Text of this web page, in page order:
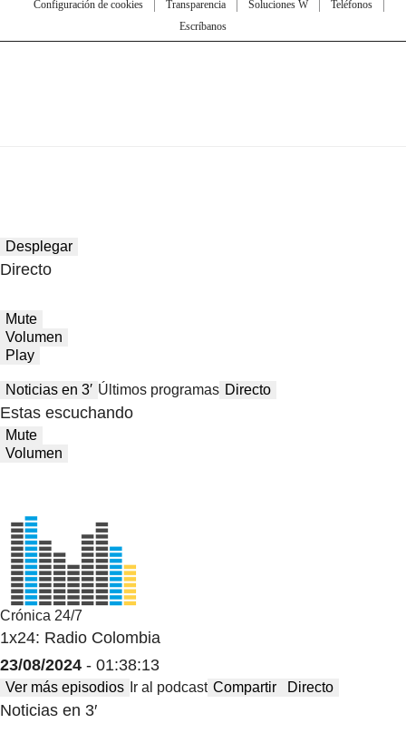
Configuración de cookies
Transparencia Soluciones W
Teléfonos
Escríbanos
Desplegar
Directo
Mute
Volumen
Play
Noticias en 3′ Últimos programas Directo
Estas escuchando
Mute
Volumen
Crónica 24/7
1x24: Radio Colombia
23/08/2024 - 01:38:13
Ver más episodios Ir al podcast Compartir Directo
Noticias en 3′